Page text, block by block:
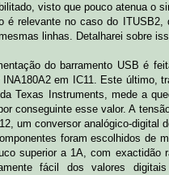
visto que pouco atenua o
é relevante no caso do ITUSB2,
linhas. Detalharei sobre
do barramento USB é
em IC11. Este último,
Texas Instruments, mede a
conseguinte esse valor. A
um conversor analógico-digital
foram escolhidos de
superior a 1A, com exactidão
fácil dos valores